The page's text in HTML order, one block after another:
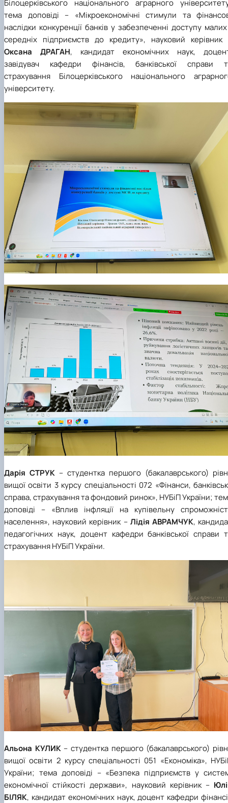
Білоцерківського національного аграрного
тема доповіді – «Мікроекономічні стимули та
наслідки конкуренції банків у забезпеченні доступу малих
середніх підприємств до кредиту», науковий керівник
Оксана ДРАГАН, кандидат економічних наук,
завідувач кафедри фінансів, банківської справи
страхування Білоцерківського національного
університету.
Дарія СТРУК – студентка першого (бакалаврського)
вищої освіти 3 курсу спеціальності 072 «Фінанси,
справа, страхування та фондовий ринок», НУБіП України;
доповіді – «Вплив інфляції на купівельну
населення», науковий керівник – Лідія АВРАМЧУК,
педагогічних наук, доцент кафедри банківської справи
страхування НУБіП України.
Альона КУЛИК– студентка першого (бакалаврського)
вищої освіти 2 курсу спеціальності 051 «Економіка»,
України; тема доповіді – «Безпека підприємств у
економічної стійкості держави», науковий керівник –
БІЛЯК, кандидат економічних наук, доцент кафедри